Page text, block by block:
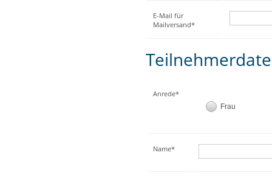
E-Mail für
Mailversand*
Anrede*
Frau
Name*